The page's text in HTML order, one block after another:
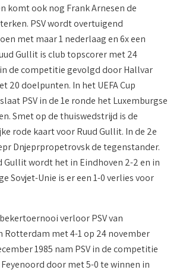
komt ook nog Frank Arnesen de
PSV wordt overtuigend
met maar 1 nederlaag en 6x een
Gullit is club topscorer met 24
de competitie gevolgd door Hallvar
20 doelpunten. In het UEFA Cup
PSV in de 1e ronde het Luxemburgse
Smet op de thuiswedstrijd is de
rode kaart voor Ruud Gullit. In de 2e
Dnjeprpropetrovsk de tegenstander.
Gullit wordt het in Eindhoven 2-2 en in
Sovjet-Unie is er een 1-0 verlies voor
verloor PSV van
Rotterdam met 4-1 op 24 november
1985 nam PSV in de competitie
door met 5-0 te winnen in